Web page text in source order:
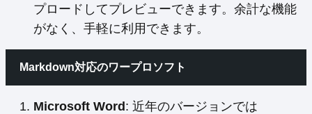
プロードしてプレビューできます。余計な機能
がなく、手軽に利用できます。
Markdown対応のワープロソフト
Microsoft Word: 近年のバージョンでは